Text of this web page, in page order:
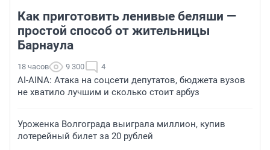
Как приготовить ленивые беляши —
простой способ от жительницы
Барнаула
18 часов 9 300 4
AI-AINA: Атака на соцсети депутатов, бюджета вузов
не хватило лучшим и сколько стоит арбуз
Уроженка Волгограда выиграла миллион, купив
лотерейный билет за 20 рублей